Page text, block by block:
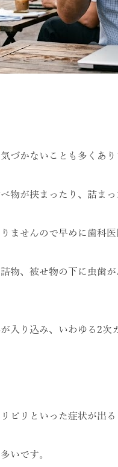
づかないことも多くあり
物が挟まったり、詰ま
ませんので早めに歯科
物、被せ物の下に虫歯
入り込み、いわゆる2次
ピリといった症状が出る
いです。